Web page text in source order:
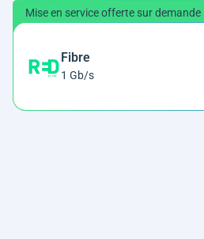
Mise en service offerte sur demande
Fibre
1 Gb/s